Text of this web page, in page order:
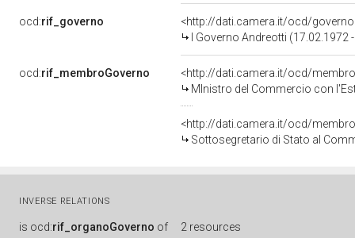
ocd:rif_governo
<http://dati.camera.it/ocd/
I Governo Andreotti (17.02.1972
ocd:rif_membroGoverno
<http://dati.camera.it/ocd/
MInistro del Commercio con
<http://dati.camera.it/ocd/
Sottosegretario di Stato al
INVERSE RELATIONS
is ocd:rif_organoGoverno of 2 resources